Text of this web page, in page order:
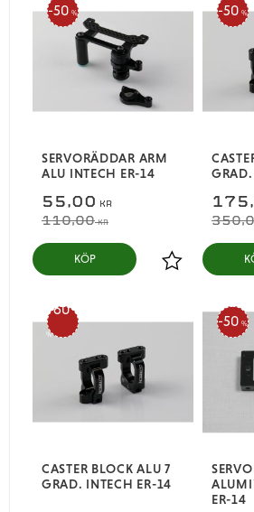
SERVORÄDDAR ARM
ALU INTECH ER-14
55,00 KR
110,00KR
50 %
Lägg till i
KÖP
50 %
CASTER BLOCK ALU 7
GRAD. INTECH ER-14
60
%
ER-14
50 %